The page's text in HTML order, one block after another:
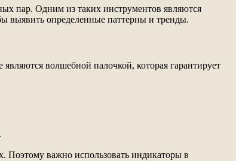
пар. Одним из таких инструментов являются
выявить определенные паттерны и тренды.
волшебной палочкой, которая гарантирует
Поэтому важно использовать индикаторы в